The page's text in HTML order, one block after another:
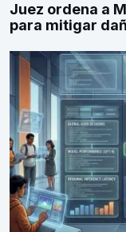
Juez ordena a
para mitigar